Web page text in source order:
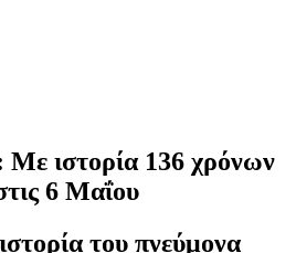
ιστορία 136 χρόνων
6 Μαΐου
του πνεύμονα